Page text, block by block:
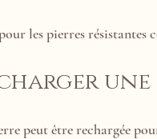
les pierres résistantes
peut être rechargée